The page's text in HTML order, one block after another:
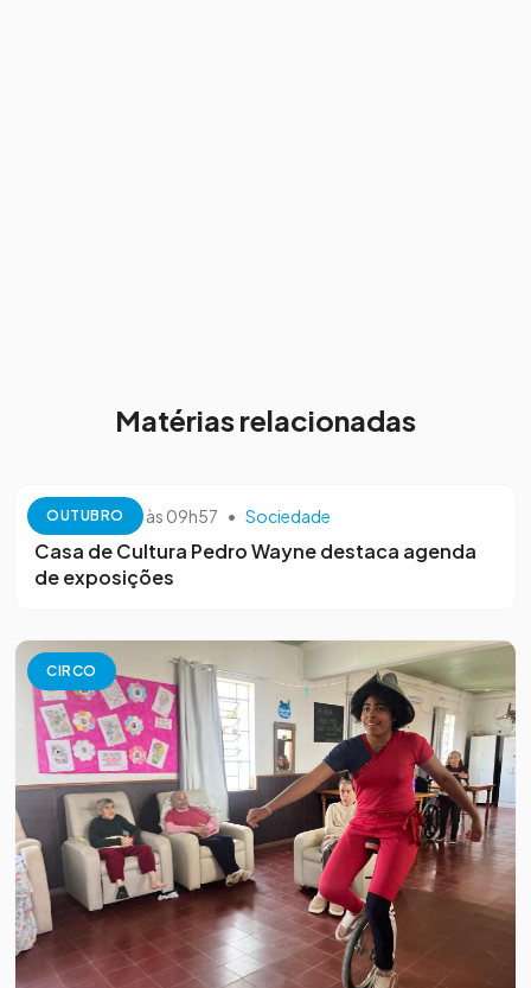
Matérias relacionadas
OUTUBRO
13 de outubro às 09h57 • Sociedade
Casa de Cultura Pedro Wayne destaca agenda
de exposições
CIRCO